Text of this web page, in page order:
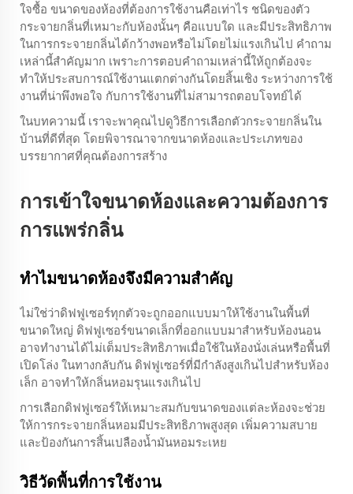
ใจซื้อ ขนาดของห้องที่ต้องการใช้งานคือเท่าไร ชนิดของตัว
กระจายกลิ่นที่เหมาะกับห้องนั้นๆ คือแบบใด และมีประสิทธิภาพ
ในการกระจายกลิ่นได้กว้างพอหรือไม่โดยไม่แรงเกินไป คำถาม
เหล่านี้สำคัญมาก เพราะการตอบคำถามเหล่านี้ให้ถูกต้องจะ
ทำให้ประสบการณ์ใช้งานแตกต่างกันโดยสิ้นเชิง ระหว่างการใช้
งานที่น่าพึงพอใจ กับการใช้งานที่ไม่สามารถตอบโจทย์ได้
ในบทความนี้ เราจะพาคุณไปดูวิธีการเลือกตัวกระจายกลิ่นใน
บ้านที่ดีที่สุด โดยพิจารณาจากขนาดห้องและประเภทของ
บรรยากาศที่คุณต้องการสร้าง
การเข้าใจขนาดห้องและความต้องการ
การแพร่กลิ่น
ทำไมขนาดห้องจึงมีความสำคัญ
ไม่ใช่ว่าดิฟฟูเซอร์ทุกตัวจะถูกออกแบบมาให้ใช้งานในพื้นที่
ขนาดใหญ่ ดิฟฟูเซอร์ขนาดเล็กที่ออกแบบมาสำหรับห้องนอน
อาจทำงานได้ไม่เต็มประสิทธิภาพเมื่อใช้ในห้องนั่งเล่นหรือพื้นที่
เปิดโล่ง ในทางกลับกัน ดิฟฟูเซอร์ที่มีกำลังสูงเกินไปสำหรับห้อง
เล็ก อาจทำให้กลิ่นหอมรุนแรงเกินไป
การเลือกดิฟฟูเซอร์ให้เหมาะสมกับขนาดของแต่ละห้องจะช่วย
ให้การกระจายกลิ่นหอมมีประสิทธิภาพสูงสุด เพิ่มความสบาย
และป้องกันการสิ้นเปลืองน้ำมันหอมระเหย
วิธีวัดพื้นที่การใช้งาน